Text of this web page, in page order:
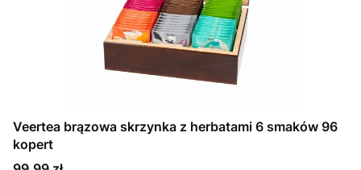
Veertea brązowa skrzynka z herbatami 6 smaków 96
kopert